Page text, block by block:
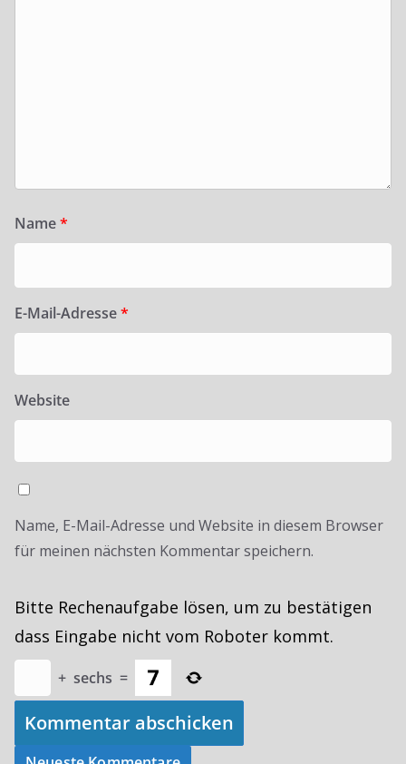
Name*
E-Mail-Adresse*
Website
Name, E-Mail-Adresse und Website in diesem Browser
für meinen nächsten Kommentar speichern.
Bitte Rechenaufgabe lösen, um zu bestätigen
dass Eingabe nicht vom Roboter kommt.
+ sechs =